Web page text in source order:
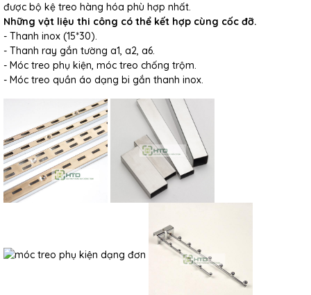
được bộ kệ treo hàng hóa phù hợp nhất.
Những vật liệu thi công có thể kết hợp cùng cốc đỡ.
- Thanh inox (15*30).
- Thanh ray gắn tường a1, a2, a6.
- Móc treo phụ kiện, móc treo chống trộm.
- Móc treo quần áo dạng bi gắn thanh inox.